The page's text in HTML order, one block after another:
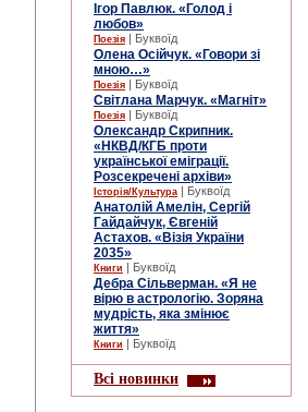
Ігор Павлюк. «Голод і
любов»
Поезія | Буквоїд
Олена Осійчук. «Говори зі
мною…»
Поезія | Буквоїд
Світлана Марчук. «Магніт»
Поезія | Буквоїд
Олександр Скрипник.
«НКВД/КГБ проти
української еміграції.
Розсекречені архіви»
Історія/Культура | Буквоїд
Анатолій Амелін, Сергій
Гайдайчук, Євгеній
Астахов. «Візія України
2035»
Книги | Буквоїд
Дебра Сільверман. «Я не
вірю в астрологію. Зоряна
мудрість, яка змінює
життя»
Книги | Буквоїд
Всі новинки